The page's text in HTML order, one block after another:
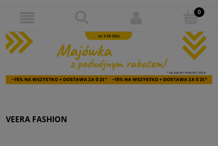
VEERA FASHION